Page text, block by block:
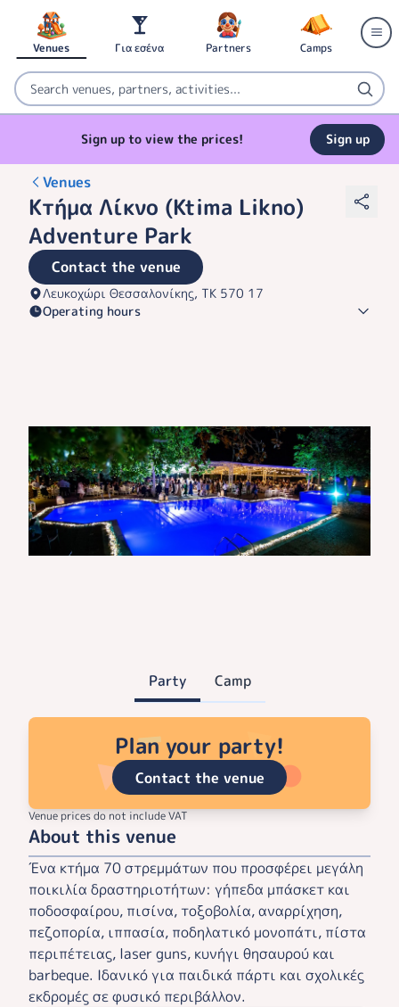
Venues Για εσένα Partners Camps
Sign up to view the prices! Sign up
Venues
Κτήμα Λίκνο (Ktima Likno)
Adventure Park
Contact the venue
Λευκοχώρι Θεσσαλονίκης, ΤΚ 570 17
Operating hours
Party Camp
Plan your party!
Contact the venue
Venue prices do not include VAT
About this venue
Ένα κτήμα 70 στρεμμάτων που προσφέρει μεγάλη
ποικιλία δραστηριοτήτων: γήπεδα μπάσκετ και
ποδοσφαίρου, πισίνα, τοξοβολία, αναρρίχηση,
πεζοπορία, ιππασία, ποδηλατικό μονοπάτι, πίστα
περιπέτειας, laser guns, κυνήγι θησαυρού και
barbeque. Ιδανικό για παιδικά πάρτι και σχολικές
εκδρομές σε φυσικό περιβάλλον.